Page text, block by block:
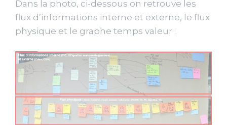
Dans la photo, ci-dessous on retrouve les
flux d’informations interne et externe, le flux
physique et le graphe temps valeur :